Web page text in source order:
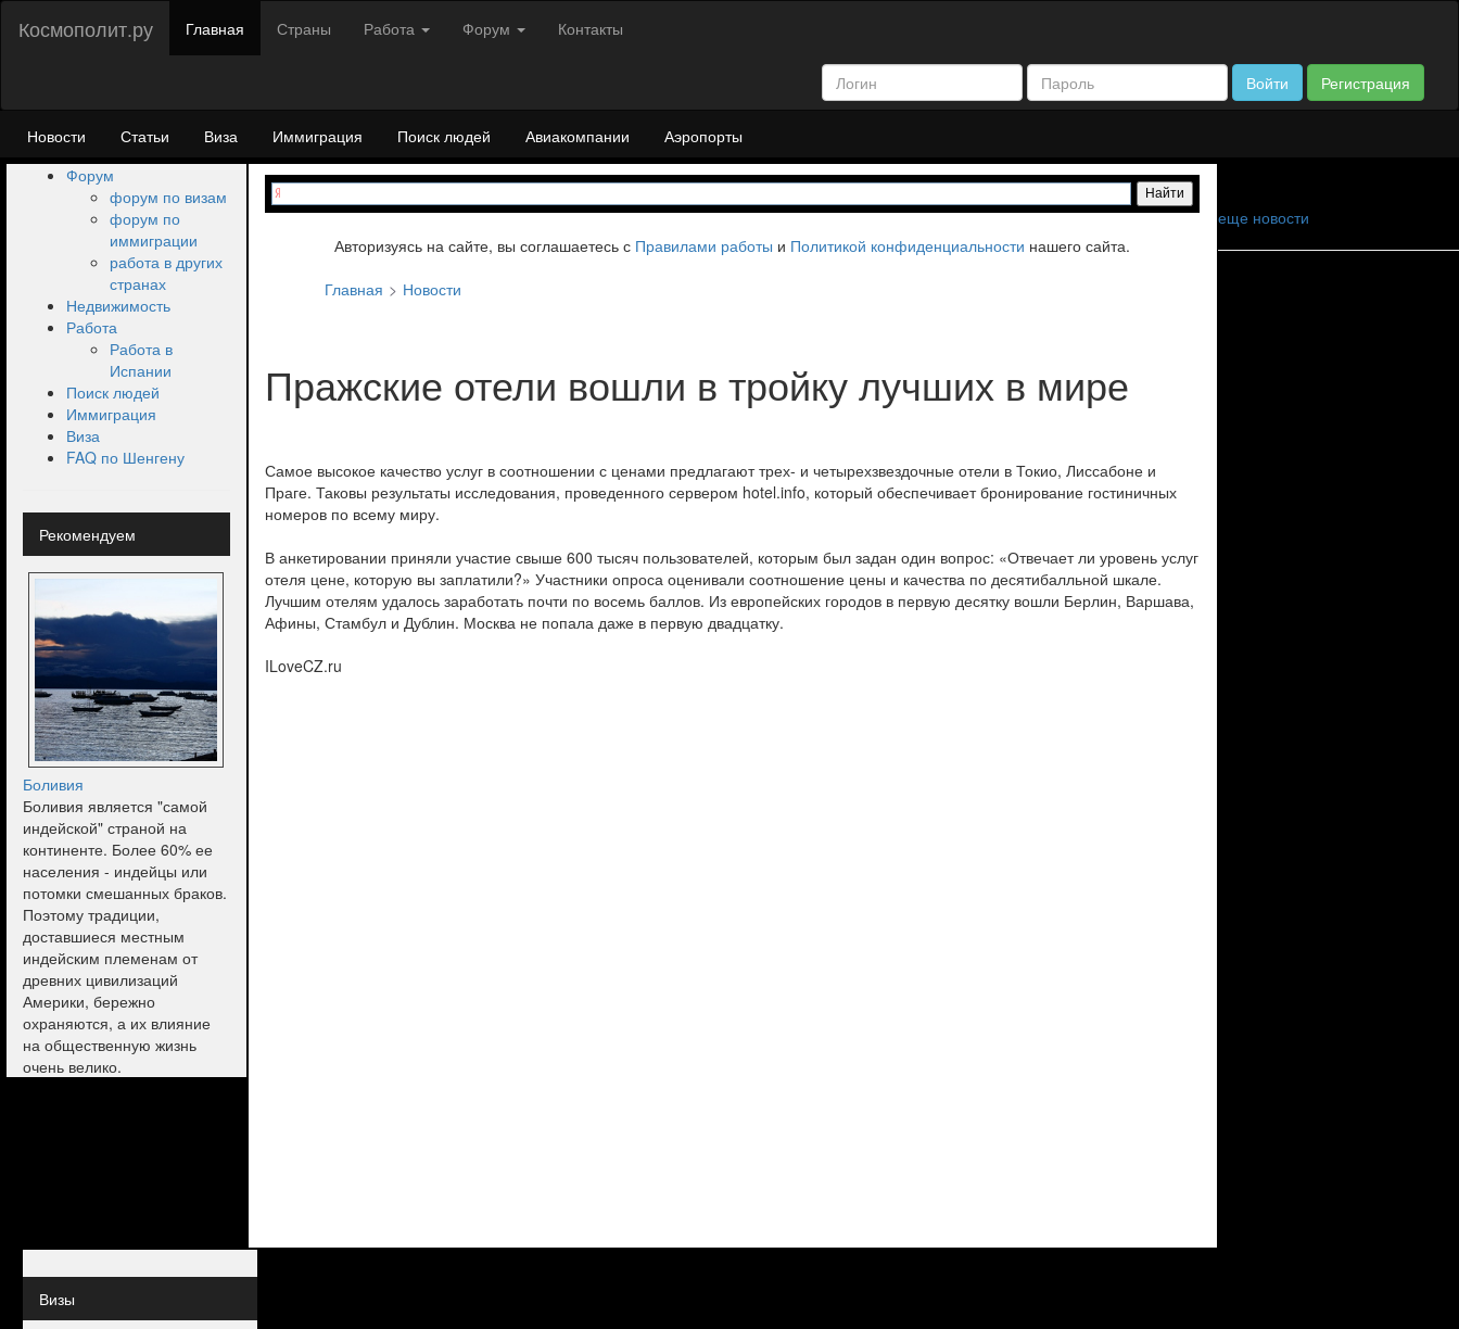
Космополит.ру Главная Страны Работа Форум Контакты
Войти Регистрация
Новости Статьи Виза Иммиграция Поиск людей Авиакомпании
Аэропорты
Форум
форум по визам
форум по
иммиграции
работа в других
странах
Недвижимость
Работа
Работа в
Испании
Поиск людей
Иммиграция
Виза
FAQ по Шенгену
Рекомендуем
Боливия
Боливия является "самой
индейской" страной на
континенте. Более 60% ее
населения - индейцы или
потомки смешанных браков.
Поэтому традиции,
доставшиеся местным
индейским племенам от
древних цивилизаций
Америки, бережно
охраняются, а их влияние
на общественную жизнь
очень велико.
Авторизуясь на сайте, вы соглашаетесь с Правилами работы и Политикой конфиденциальности нашего сайта.
Главная
Новости
Пражские отели вошли в тройку лучших в мире
Самое высокое качество услуг в соотношении с ценами предлагают трех- и четырехзвездочные отели в Токио, Лиссабоне и
Праге. Таковы результаты исследования, проведенного сервером hotel.info, который обеспечивает бронирование гостиничных
номеров по всему миру.
В анкетировании приняли участие свыше 600 тысяч пользователей, которым был задан один вопрос: «Отвечает ли уровень услуг
отеля цене, которую вы заплатили?» Участники опроса оценивали соотношение цены и качества по десятибалльной шкале.
Лучшим отелям удалось заработать почти по восемь баллов. Из европейских городов в первую десятку вошли Берлин, Варшава,
Афины, Стамбул и Дублин. Москва не попала даже в первую двадцатку.
ILoveCZ.ru
еще новости
Визы